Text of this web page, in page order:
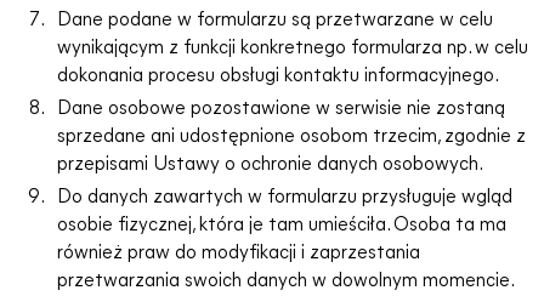
Dane podane w formularzu są przetwarzane w celu
wynikającym z funkcji konkretnego formularza np. w celu
dokonania procesu obsługi kontaktu informacyjnego.
Dane osobowe pozostawione w serwisie nie zostaną
sprzedane ani udostępnione osobom trzecim, zgodnie z
przepisami Ustawy o ochronie danych osobowych.
Do danych zawartych w formularzu przysługuje wgląd
osobie fizycznej, która je tam umieściła. Osoba ta ma
również praw do modyfikacji i zaprzestania
przetwarzania swoich danych w dowolnym momencie.